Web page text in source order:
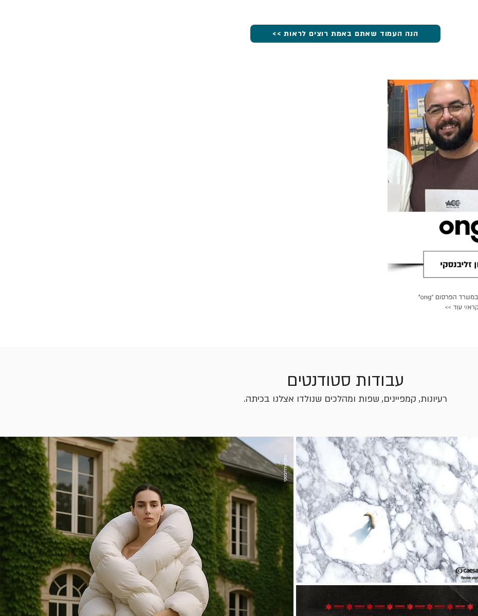
הנה העמוד שאתם באמת רוצים לראות >>
עבודות סטודנטים
רעיונות, קמפיינים, שפות ומהלכים שנולדו אצלנו בכיתה.